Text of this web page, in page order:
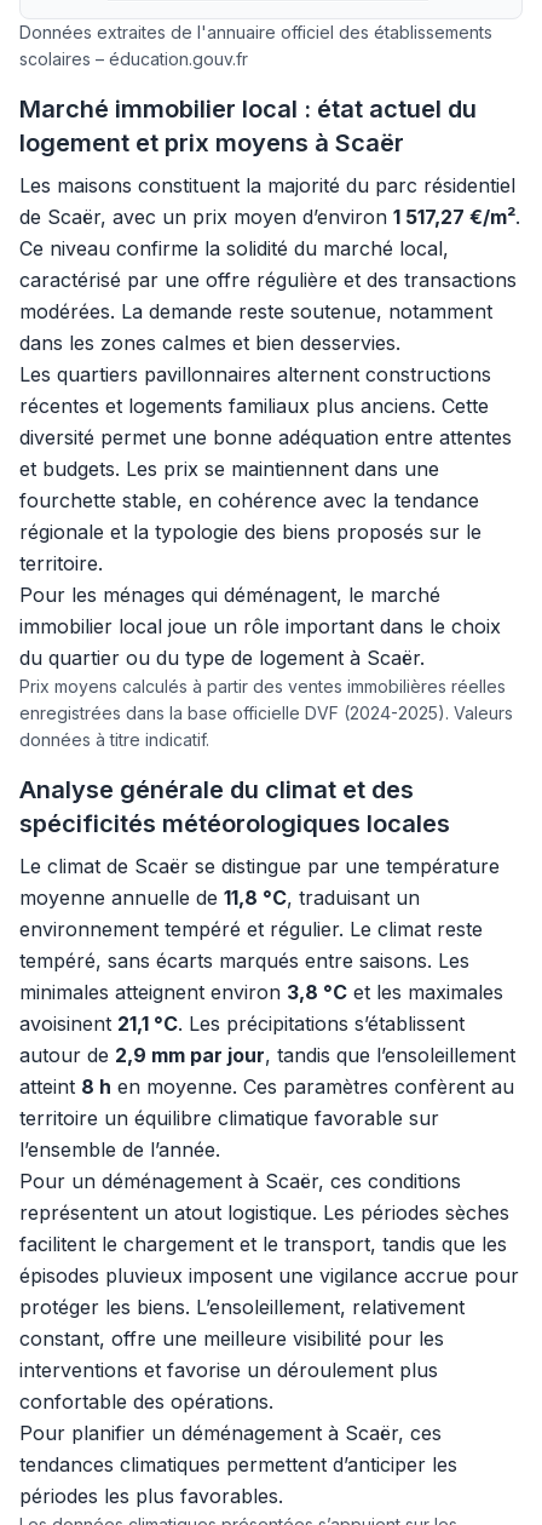
Données extraites de l'annuaire officiel des établissements
scolaires – éducation.gouv.fr
Marché immobilier local : état actuel du
logement et prix moyens à Scaër
Les maisons constituent la majorité du parc résidentiel
de Scaër, avec un prix moyen d’environ 1 517,27 €/m².
Ce niveau confirme la solidité du marché local,
caractérisé par une offre régulière et des transactions
modérées. La demande reste soutenue, notamment
dans les zones calmes et bien desservies.
Les quartiers pavillonnaires alternent constructions
récentes et logements familiaux plus anciens. Cette
diversité permet une bonne adéquation entre attentes
et budgets. Les prix se maintiennent dans une
fourchette stable, en cohérence avec la tendance
régionale et la typologie des biens proposés sur le
territoire.
Pour les ménages qui déménagent, le marché
immobilier local joue un rôle important dans le choix
du quartier ou du type de logement à Scaër.
Prix moyens calculés à partir des ventes immobilières réelles
enregistrées dans la base officielle DVF (2024-2025). Valeurs
données à titre indicatif.
Analyse générale du climat et des
spécificités météorologiques locales
Le climat de Scaër se distingue par une température
moyenne annuelle de 11,8 °C, traduisant un
environnement tempéré et régulier. Le climat reste
tempéré, sans écarts marqués entre saisons. Les
minimales atteignent environ 3,8 °C et les maximales
avoisinent 21,1 °C. Les précipitations s’établissent
autour de 2,9 mm par jour, tandis que l’ensoleillement
atteint 8 h en moyenne. Ces paramètres confèrent au
territoire un équilibre climatique favorable sur
l’ensemble de l’année.
Pour un déménagement à Scaër, ces conditions
représentent un atout logistique. Les périodes sèches
facilitent le chargement et le transport, tandis que les
épisodes pluvieux imposent une vigilance accrue pour
protéger les biens. L’ensoleillement, relativement
constant, offre une meilleure visibilité pour les
interventions et favorise un déroulement plus
confortable des opérations.
Pour planifier un déménagement à Scaër, ces
tendances climatiques permettent d’anticiper les
périodes les plus favorables.